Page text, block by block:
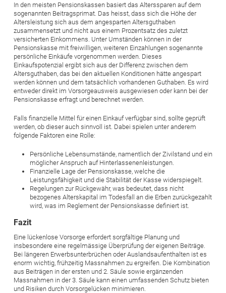
In den meisten Pensionskassen basiert das Alterssparen auf dem
sogenannten Beitragsprimat. Das heisst, dass sich die Höhe der
Altersleistung sich aus dem angesparten Altersguthaben
zusammensetzt und nicht aus einem Prozentsatz des zuletzt
versicherten Einkommens. Unter Umständen können in der
Pensionskasse mit freiwilligen, weiteren Einzahlungen sogenannte
persönliche Einkäufe vorgenommen werden. Dieses
Einkaufspotenzial ergibt sich aus der Differenz zwischen dem
Altersguthaben, das bei den aktuellen Konditionen hätte angespart
werden können und dem tatsächlich vorhandenen Guthaben. Es wird
entweder direkt im Vorsorgeausweis ausgewiesen oder kann bei der
Pensionskasse erfragt und berechnet werden.
Falls finanzielle Mittel für einen Einkauf verfügbar sind, sollte geprüft
werden, ob dieser auch sinnvoll ist. Dabei spielen unter anderem
folgende Faktoren eine Rolle:
Persönliche Lebensumstände, namentlich der Zivilstand und ein
möglicher Anspruch auf Hinterlassenenleistungen.
Finanzielle Lage der Pensionskasse, welche die
Leistungsfähigkeit und die Stabilität der Kasse widerspiegelt.
Regelungen zur Rückgewähr, was bedeutet, dass nicht
bezogenes Alterskapital im Todesfall an die Erben zurückgezahlt
wird, was im Reglement der Pensionskasse definiert ist.
Fazit
Eine lückenlose Vorsorge erfordert sorgfältige Planung und
insbesondere eine regelmässige Überprüfung der eigenen Beiträge.
Bei längeren Erwerbsunterbrüchen oder Auslandsaufenthalten ist es
enorm wichtig, frühzeitig Massnahmen zu ergreifen. Die Kombination
aus Beiträgen in der ersten und 2. Säule sowie ergänzenden
Massnahmen in der 3. Säule kann einen umfassenden Schutz bieten
und Risiken durch Vorsorgelücken minimieren.